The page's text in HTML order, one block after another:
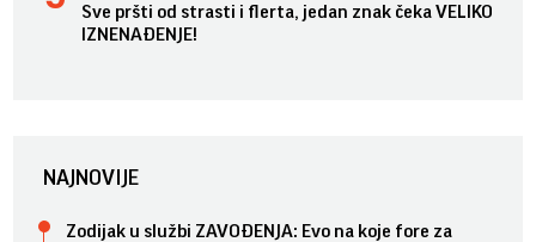
Sve pršti od strasti i flerta, jedan znak čeka VELIKO
IZNENAĐENJE!
NAJNOVIJE
Zodijak u službi ZAVOĐENJA: Evo na koje fore za